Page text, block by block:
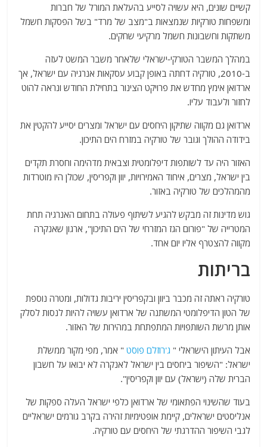
קשיים שונים, היא עשויה לסייע בהעלאת המורל של חברות
ומשפחות טורקיות שנמצאות ב"מצב של מרד" בשל הפסקות חשמל
משתקות וחשבונות חשמל מרקיעי שחקים.
במהלך המשבר הטורקי-ישראלי שלאחר משבר המשט לעזה
ב-2010, טורקיה דחתה באופן קבוע עסקאות אנרגיה עם ישראל, אך
ארדואן אימץ מחדש את פרויקט הצינור בתחילת החודש ונראה להוט
לחזור ולעבוד עליו.
ארדואן גם מקווה שתיקון היחסים עם ישראל ומצרים יסייע להקטין את
בידודה ההולך וגובר של טורקיה במזרח הים התיכון.
האזור היה עד לשותפות דיפלומטית וצבאית מדהימה וחסרת תקדים
בין ישראל, מצרים, איחוד האמירויות, יוון וקפריסין, שכולן היו מוטרדות
מהמהלכים של טורקיה באזור.
גוש מדינות זה מבקש להגיע לשיתוף פעולה בתחום האנרגיה תחת
המטרייה של "פורום הגז המזרחי של הים התיכון", ארגון שאנקרה
מקווה להצטרף אליו יום אחד.
בריתות
טורקיה ראתה זה מכבר ביוון ובקפריסין יריבות גדולות, ומטרה נוספת
של הטון הדיפלומטי המשתנה של ארדואן עשויה להיות לנסות לסלק
אותן מרשת השותפויות המתפתחת במהירות של האזור.
אבל העיתון הישראלי " ג'רוזלם פוסט " אמר, מפי מקור ממשלת
ישראל: "השיפור ביחסים בין ישראל לאנקרה לא יבואו על חשבון
הברית שלה (ישראל) עם יוון וקפריסין".
בעוד שהשינוי הפתאומי של ארדואן כלפי ישראל העלה ספקות של
אנליסטים ישראלים, קיימת אופטימיות זהירה בקרב גורמים ישראליים
לגבי השיפור ההדרגתי של היחסים עם טורקיה.